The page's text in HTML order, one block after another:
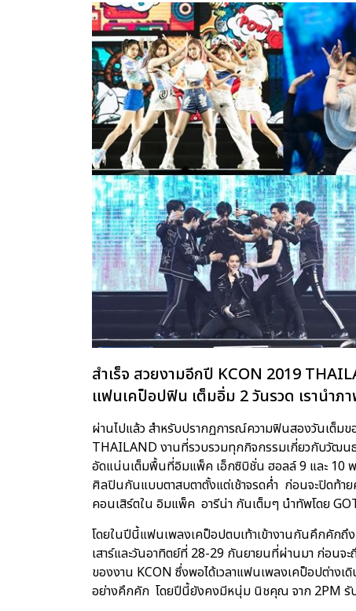
สำเร็จ สวยงามอีกปี KCON 2019
แฟนเคป็อปฟิน เต็มอิ่ม 2 วันรวด เรานำภ
ผ่านไปแล้ว สำหรับปรากฏการณ์ความฟินสองวันเต็ม
THAILAND งานที่รวบรวมทุกกิจกรรมเกี่ยวกับวัฒ
อัดแน่นเต็มพื้นที่อิมแพ็ค เอ็กซิบิชั่น ฮอลล์ 9 และ 10
ศิลปินกันแบบตาสบตาตั้งแต่เช้าจรดค่ำ ก่อนจะปิดท้า
คอนเสิร์ตใน อิมแพ็ค อารีน่า กันเต็มๆ นำทัพโดย
โดยในปีนี้แฟนเพลงเคป็อปตบเท้าเข้างานกันคึกคัก
เสาร์และวันอาทิตย์ที่ 28-29 กันยายนที่ผ่านมา ก่อนจ
ของงาน KCON ซึ่งพอได้เวลาแฟนเพลงเคป็อปต่าง
อย่างคึกคัก โดยปีนี้ยังคงมีหนุ่ม นิชคุณ จาก 2PM